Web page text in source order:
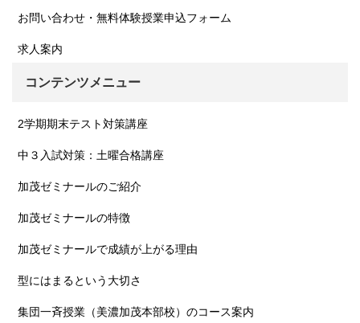
お問い合わせ・無料体験授業申込フォーム
求人案内
コンテンツメニュー
2学期期末テスト対策講座
中３入試対策：土曜合格講座
加茂ゼミナールのご紹介
加茂ゼミナールの特徴
加茂ゼミナールで成績が上がる理由
型にはまるという大切さ
集団一斉授業（美濃加茂本部校）のコース案内